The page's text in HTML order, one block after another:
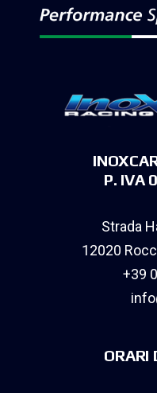
P. IVA
Strada
12020
+39
ORARI